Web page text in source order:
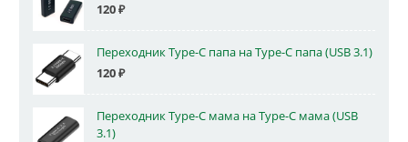
120₽
Переходник Type-C папа на Type-C папа (USB 3.1)
120₽
Переходник Type-C мама на Type-C мама (USB
3.1)